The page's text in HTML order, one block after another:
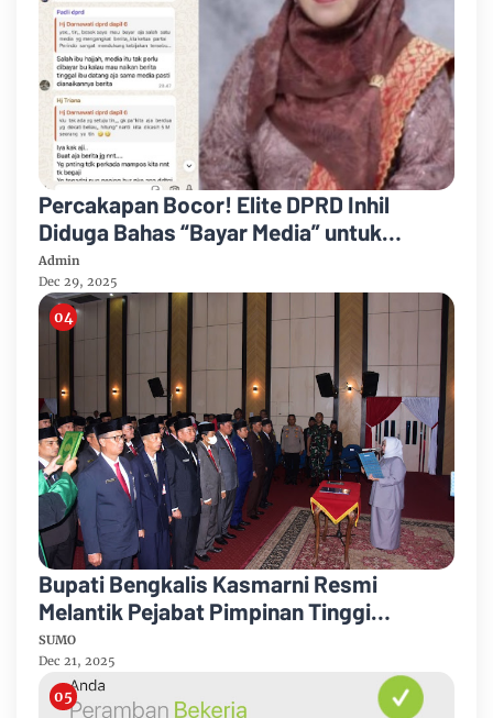
Percakapan Bocor! Elite DPRD Inhil
Diduga Bahas “Bayar Media” untuk
Dukung Kebijakan
Admin
Dec 29, 2025
Bupati Bengkalis Kasmarni Resmi
Melantik Pejabat Pimpinan Tinggi
Pratama
SUMO
Dec 21, 2025